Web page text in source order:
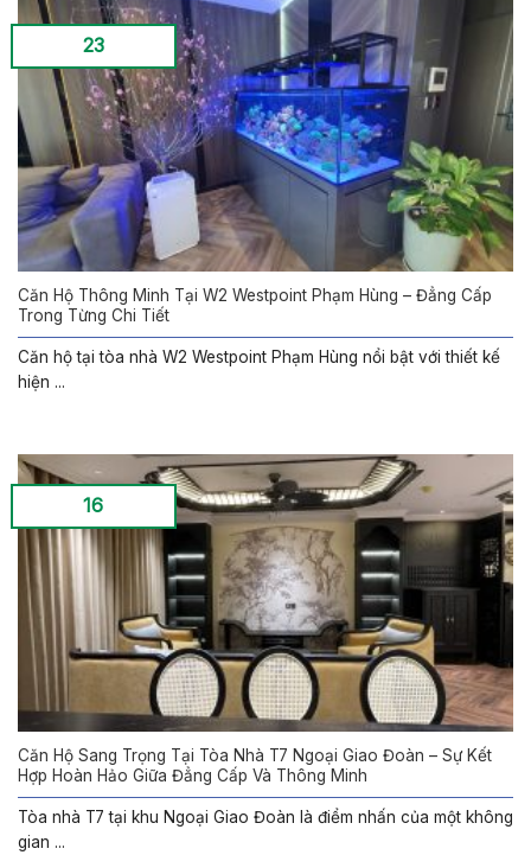
Căn Hộ Thông Minh Tại W2 Westpoint Phạm Hùng – Đẳng Cấp
Trong Từng Chi Tiết
Căn hộ tại tòa nhà W2 Westpoint Phạm Hùng nổi bật với thiết kế
hiện ...
23
Căn Hộ Sang Trọng Tại Tòa Nhà T7 Ngoại Giao Đoàn – Sự Kết
Hợp Hoàn Hảo Giữa Đẳng Cấp Và Thông Minh
Tòa nhà T7 tại khu Ngoại Giao Đoàn là điểm nhấn của một không
gian ...
16